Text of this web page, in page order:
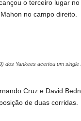
o terceiro lugar
no campo direito.
dos Yankees acertou um
Cruz e David
de duas corridas.